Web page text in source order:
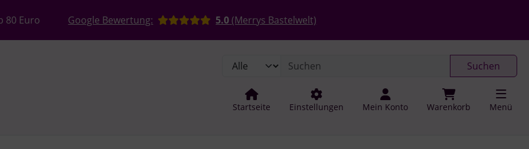
80 Euro Google Bewertung: 5.0(Merrys Bastelwelt)
Suchen
Startseite Einstellungen Mein Konto Warenkorb Menü